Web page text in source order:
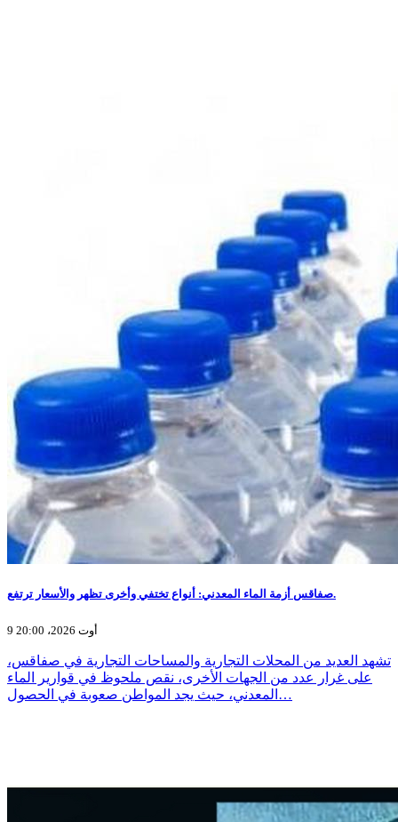
صفاقس أزمة الماء المعدني: أنواع تختفي وأخرى تظهر والأسعار ترتفع.
9 أوت 2026، 20:00
تشهد العديد من المحلات التجارية والمساحات التجارية في صفاقس،
على غرار عدد من الجهات الأخرى، نقص ملحوظ في قوارير الماء
المعدني، حيث يجد المواطن صعوبة في الحصول…